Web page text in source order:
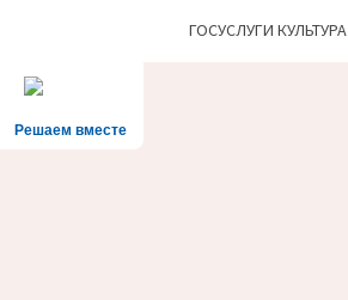
ГОСУСЛУГИ КУЛЬТУРА
Решаем вместе